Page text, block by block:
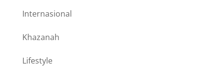
Internasional
Khazanah
Lifestyle